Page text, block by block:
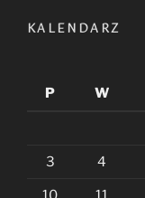
KALENDARZ
P
W
3 4